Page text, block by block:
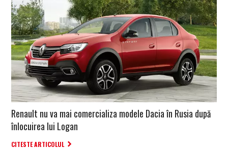
Renault nu va mai comercializa modele Dacia în Rusia după
înlocuirea lui Logan
CITESTE ARTICOLUL